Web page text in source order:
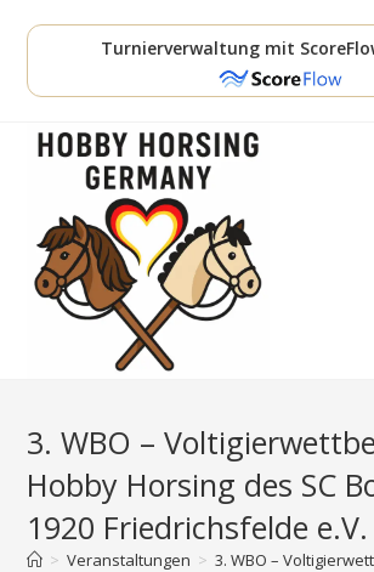
Inhalt
Turnierverwaltung mit
3. WBO –
Hobby Horsing des SC
1920 Friedrichsfelde e.V.
> Veranstaltungen > 3. WBO –